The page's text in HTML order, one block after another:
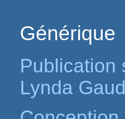
Générique
Publication
Lynda